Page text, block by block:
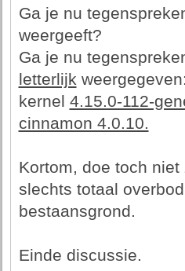
Ga je nu
weergeeft?
Ga je nu
letterlijkweergegeven:
kernel 4.15.0-112-
cinnamon 4.0.10.
Kortom, doe toch
slechts totaal
bestaansgrond.
Einde discussie.